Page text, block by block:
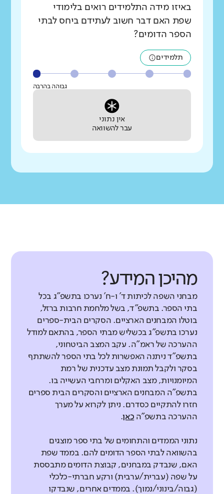
באיזו מידה התלמידים רואים בלימודי
שפת האם דבר חשוב לעתידם ביחס לבתי
הספר הדומים?
תלמידים
גבוהה בהרבה
אין נתוני
עבר להשוואה
מהיכן המידע?
מבחני השפה לכיתות ד' ו-ח' נערכו בתשפ"ג בכל
בתי הספר. בתשפ"ד, בשל מלחמת חרבות ברזל,
בוטלו המבחנים הארציים. הסקרים הבית-ספרים
נערכו בתשפ"ג בכשליש מבתי הספר, בהתאם למודל
ההערכה של ראמ"ה. עקב המצב הביטחוני,
בתשפ"ד ניתנה האפשרות לכל בתי הספר להשתתף
בסקר ולקבל תמונת מצב עדכנית של רמת
המיומנויות, מצב האקלים ומרחבי העשייה בו.
בתשפ"ה המבחנים הארציים והסקרים הבית ספרים
חזרו להתקיים כסדרם. ניתן לקרוא על מערך
ההערכה בתשפ"ה כאן.
נתוני הממדים והתחומים של בתי ספר מוצגים
בהשוואה לבתי הספר הדומים להם. בממד שפת
האם, שנבדק במבחנים, קבוצת הדומים מתבססת
על שפה (עברית/ערבית) ורקע חברתי-כלכלי
(גבוה/בינוני/נמוך). בממדים אחרים, שנבדקו